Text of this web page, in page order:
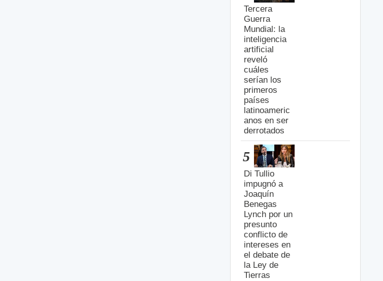
Tercera
Guerra
Mundial: la
inteligencia
artificial
reveló
cuáles
serían los
primeros
países
latinoameric
anos en ser
derrotados
5
Di Tullio
impugnó a
Joaquín
Benegas
Lynch por un
presunto
conflicto de
intereses en
el debate de
la Ley de
Tierras